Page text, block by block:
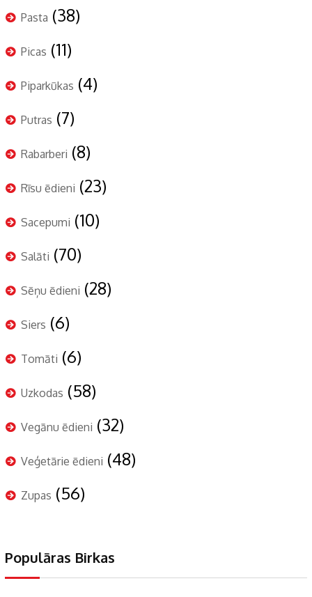
Pasta (38)
Picas (11)
Piparkūkas (4)
Putras (7)
Rabarberi (8)
Rīsu ēdieni (23)
Sacepumi (10)
Salāti (70)
Sēņu ēdieni (28)
Siers (6)
Tomāti (6)
Uzkodas (58)
Vegānu ēdieni (32)
Veģetārie ēdieni (48)
Zupas (56)
Populāras Birkas